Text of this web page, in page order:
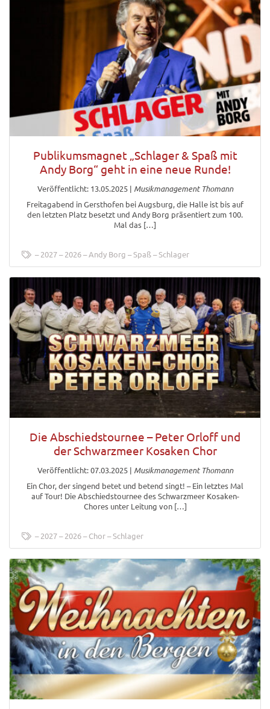
Publikumsmagnet „Schlager & Spaß mit
Andy Borg“ geht in eine neue Runde!
Veröffentlicht: 13.05.2025| Musikmanagement Thomann
Freitagabend in Gersthofen bei Augsburg, die Halle ist bis auf
den letzten Platz besetzt und Andy Borg präsentiert zum 100.
Mal das […]
2027 2026 Andy Borg Spaß Schlager
Die Abschiedstournee – Peter Orloff und
der Schwarzmeer Kosaken Chor
Veröffentlicht: 07.03.2025| Musikmanagement Thomann
Ein Chor, der singend betet und betend singt! – Ein letztes Mal
auf Tour! Die Abschiedstournee des Schwarzmeer Kosaken-
Chores unter Leitung von […]
2027 2026 Chor Schlager